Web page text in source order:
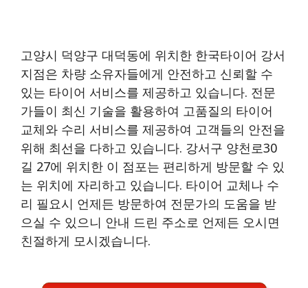
고양시 덕양구 대덕동에 위치한 한국타이어 강서
지점은 차량 소유자들에게 안전하고 신뢰할 수
있는 타이어 서비스를 제공하고 있습니다. 전문
가들이 최신 기술을 활용하여 고품질의 타이어
교체와 수리 서비스를 제공하여 고객들의 안전을
위해 최선을 다하고 있습니다. 강서구 양천로30
길 27에 위치한 이 점포는 편리하게 방문할 수 있
는 위치에 자리하고 있습니다. 타이어 교체나 수
리 필요시 언제든 방문하여 전문가의 도움을 받
으실 수 있으니 안내 드린 주소로 언제든 오시면
친절하게 모시겠습니다.